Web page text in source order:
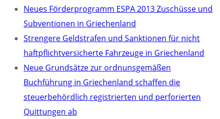
Neues Förderprogramm ESPA 2013 Zuschüsse und
Subventionen in Griechenland
Strengere Geldstrafen und Sanktionen für nicht
haftpflichtversicherte Fahrzeuge in Griechenland
Neue Grundsätze zur ordnunsgemäßen
Buchführung in Griechenland schaffen die
steuerbehördlich registrierten und perforierten
Quittungen ab